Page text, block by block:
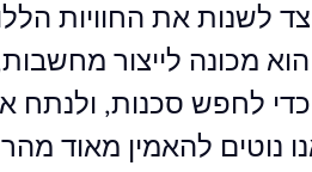
לשנות את החוויות
מכונה לייצור
לחפש סכנות, ולנתח
נוטים להאמין מאוד